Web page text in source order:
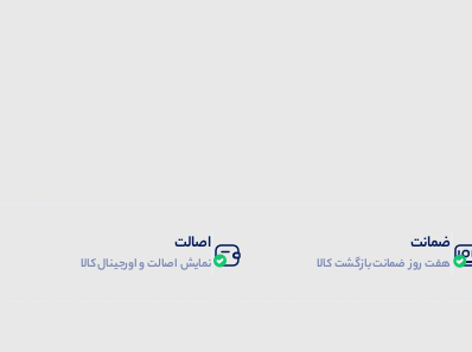
ضمانت
هفت روز ضمانت بازگشت کالا
اصالت
نمایش اصالت و اورجینال کالا